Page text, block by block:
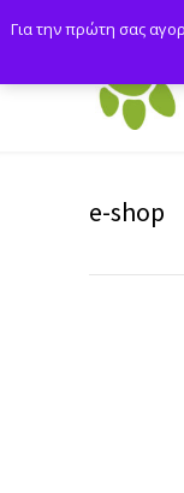
e-shop
Για την πρώτη σας